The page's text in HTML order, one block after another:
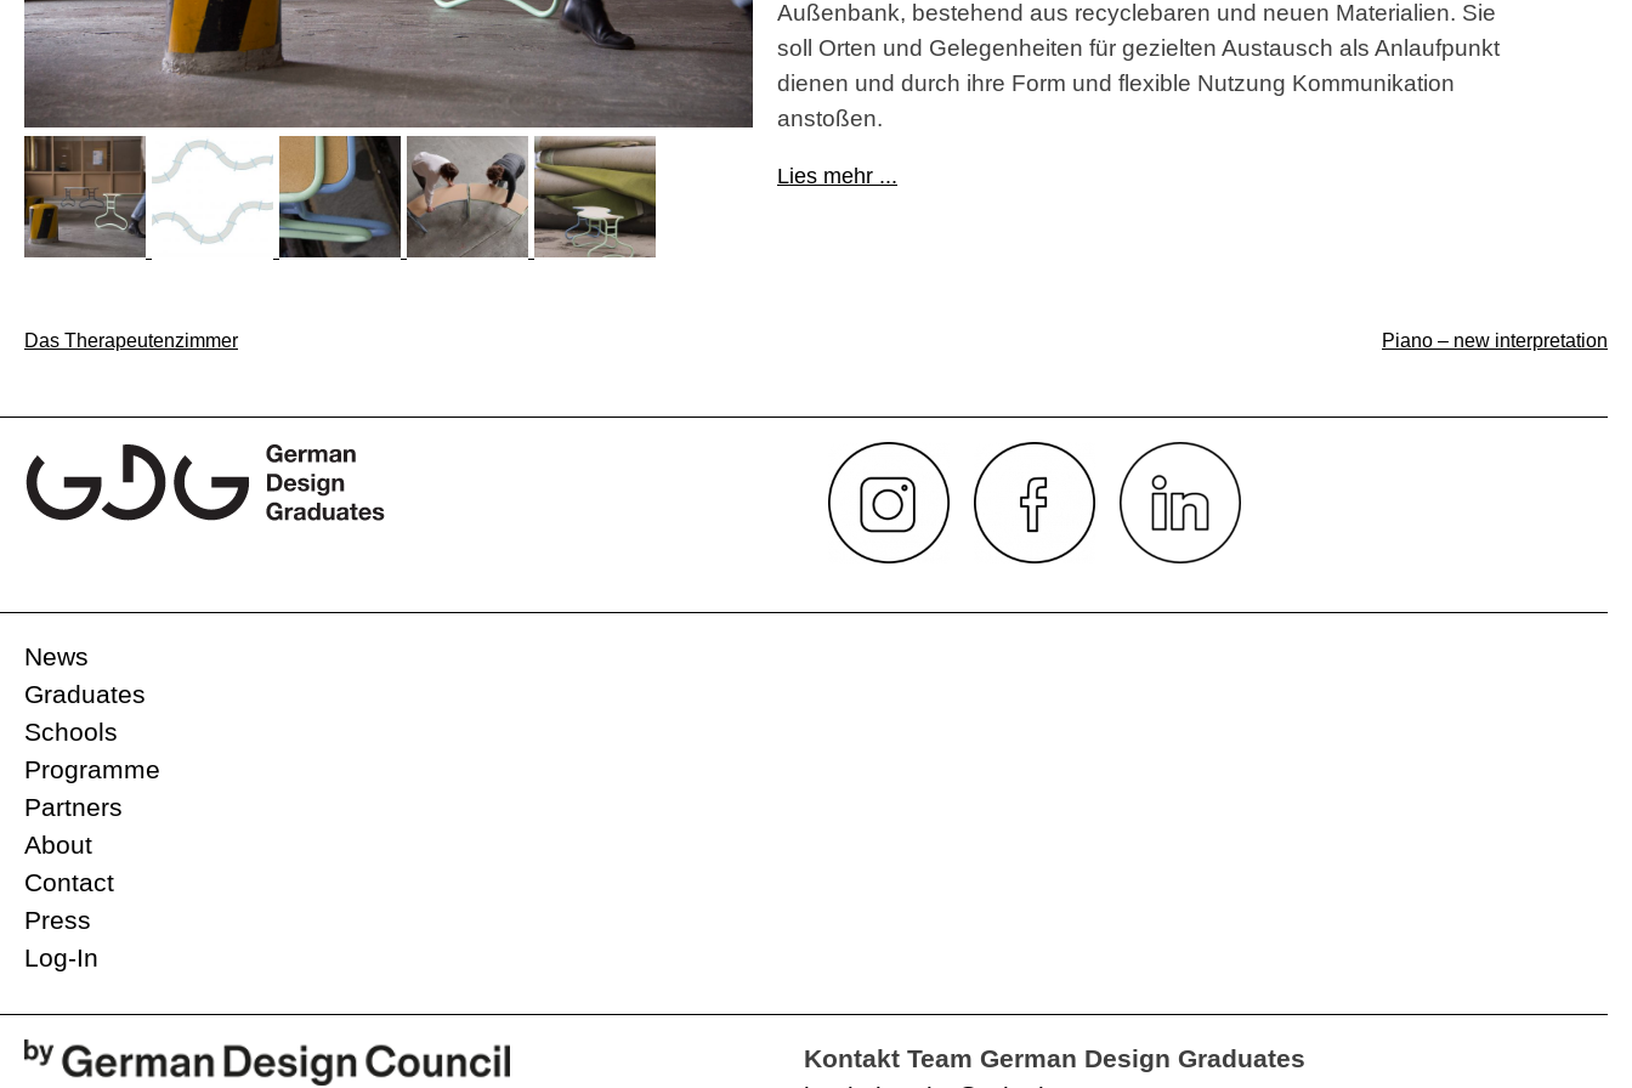
Außenbank, bestehend aus recyclebaren und neuen Materialien. Sie
soll Orten und Gelegenheiten für gezielten Austausch als Anlaufpunkt
dienen und durch ihre Form und flexible Nutzung Kommunikation
anstoßen.
Lies mehr ...
Beitragsnavigation
Das Therapeutenzimmer Piano – new interpretation
News
Graduates
Schools
Programme
Partners
About
Contact
Press
Log-In
Kontakt Team German Design Graduates